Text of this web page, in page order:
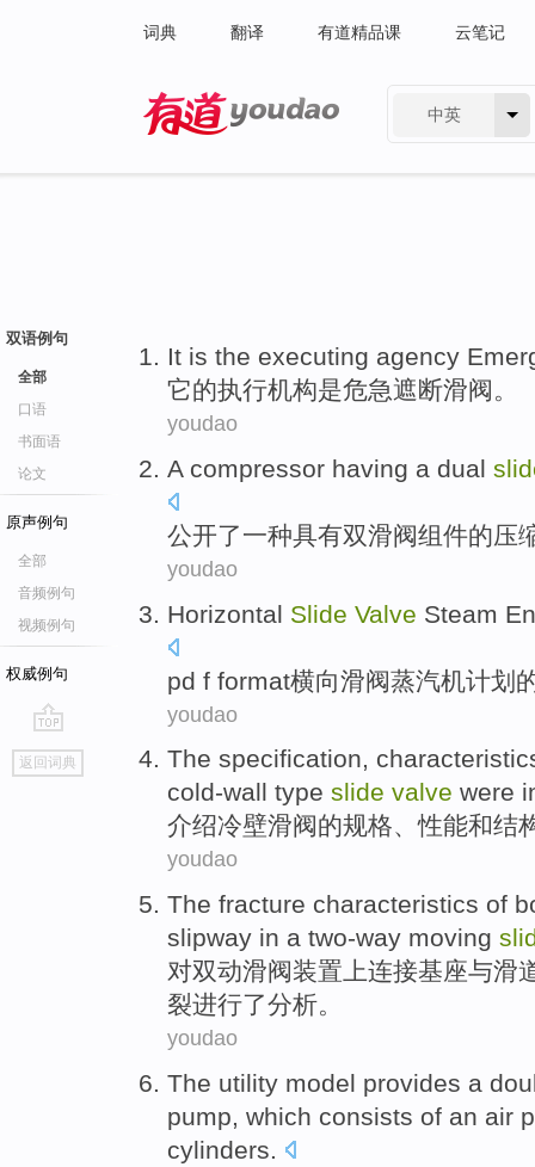
词典 翻译 有道精品课 云笔记
中英
双语例句
全部
口语
书面语
论文
原声例句
全部
音频例句
视频例句
权威例句
go
top
返回词典
It is the executing agency
它的执行机构是危急遮断滑阀。
youdao
A compressor having a dual
公开了一种具有双滑阀组件的压
youdao
Horizontal Slide Valve Steam
pd f format横向滑阀蒸汽机计划
youdao
The specification,
cold-wall type slide valve were
介绍冷壁滑阀的规格、性能和结
youdao
The fracture characteristics of
slipway in a two-way moving
对双动滑阀装置上连接基座与滑
裂进行了分析。
youdao
The utility model provides a
pump, which consists of an air
cylinders.